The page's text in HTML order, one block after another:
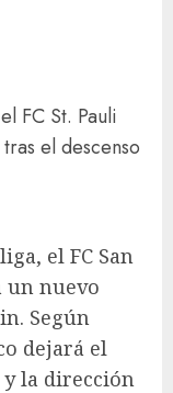
FC St. Pauli
el descenso
el FC San
un nuevo
Según
dejará el
y la dirección